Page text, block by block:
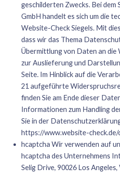
geschilderten Zwecks. Bei
GmbH handelt es sich um die
Website-Check Siegels. Mit
dass wir das Thema
Übermittlung von Daten an
zur Auslieferung und
Seite. Im Hinblick auf die
21 aufgeführte
finden Sie am Ende dieser
Informationen zum Handling
Sie in der
https://www.website-
hcaptcha Wir verwenden auf
hcaptcha des Unternehmens
Selig Drive, 90026 Los